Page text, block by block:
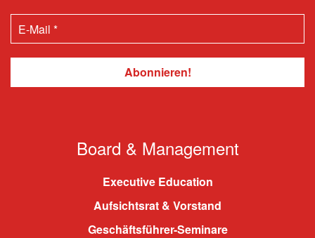
Board & Management
Executive Education
Aufsichtsrat & Vorstand
Geschäftsführer-Seminare